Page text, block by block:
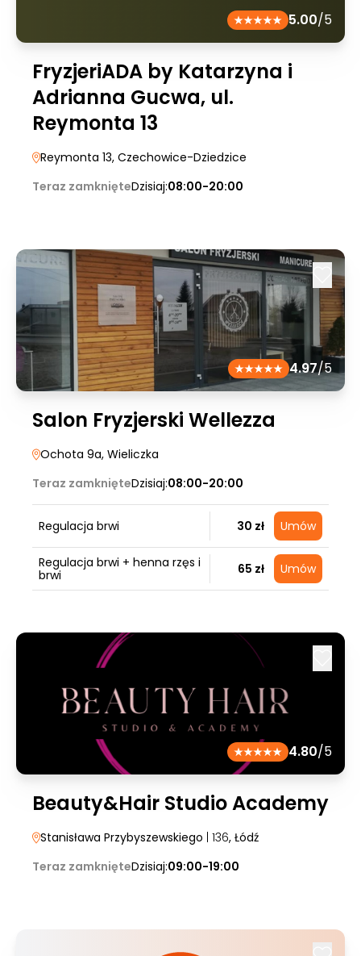
5.00/5
FryzjeriADA by Katarzyna i
Adrianna Gucwa, ul.
Reymonta 13
Reymonta 13, Czechowice-Dziedzice
Teraz zamknięteDzisiaj:08:00-20:00
4.97/5
Salon Fryzjerski Wellezza
Ochota 9a, Wieliczka
Teraz zamknięteDzisiaj:08:00-20:00
Regulacja brwi 30 zł Umów
Regulacja brwi + henna rzęs i
brwi
65 zł Umów
4.80/5
Beauty&Hair Studio Academy
Stanisława Przybyszewskiego | 136, Łódź
Teraz zamknięteDzisiaj:09:00-19:00